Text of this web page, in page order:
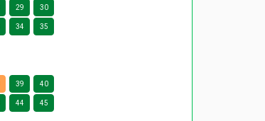
29 30
34 35
39 40
44 45